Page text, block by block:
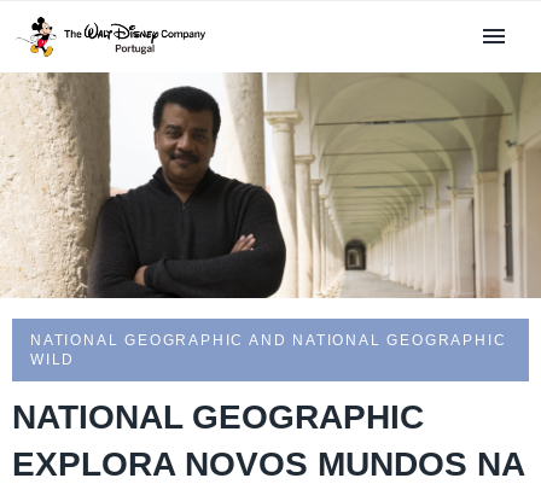
NATIONAL GEOGRAPHIC AND NATIONAL GEOGRAPHIC
WILD
NATIONAL GEOGRAPHIC
EXPLORA NOVOS MUNDOS NA